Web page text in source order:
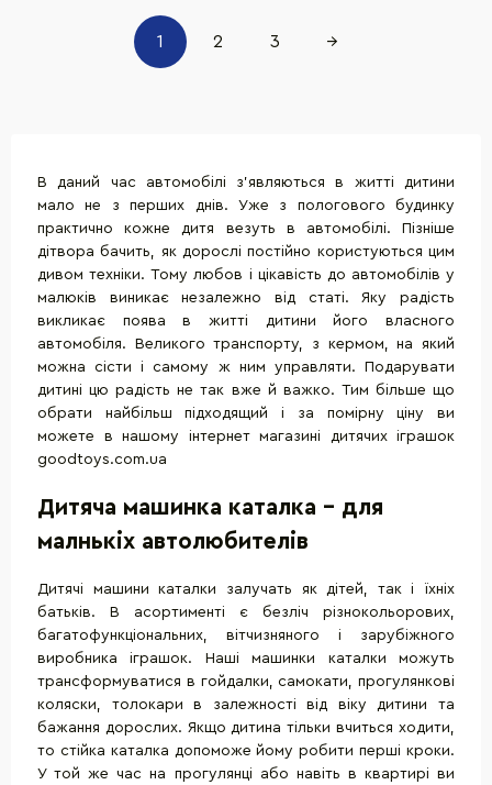
1 2 3 →
В даний час автомобілі з'являються в житті дитини
мало не з перших днів. Уже з пологового будинку
практично кожне дитя везуть в автомобілі. Пізніше
дітвора бачить, як дорослі постійно користуються цим
дивом техніки. Тому любов і цікавість до автомобілів у
малюків виникає незалежно від статі. Яку радість
викликає поява в житті дитини його власного
автомобіля. Великого транспорту, з кермом, на який
можна сісти і самому ж ним управляти. Подарувати
дитині цю радість не так вже й важко. Тим більше що
обрати найбільш підходящий і за помірну ціну ви
можете в нашому інтернет магазині дитячих іграшок
goodtoys.com.ua
Дитяча машинка каталка - для
малнькіх автолюбителів
Дитячі машини каталки залучать як дітей, так і їхніх
батьків. В асортименті є безліч різнокольорових,
багатофункціональних, вітчизняного і зарубіжного
виробника іграшок. Наші машинки каталки можуть
трансформуватися в гойдалки, самокати, прогулянкові
коляски, толокари в залежності від віку дитини та
бажання дорослих. Якщо дитина тільки вчиться ходити,
то стійка каталка допоможе йому робити перші кроки.
У той же час на прогулянці або навіть в квартирі ви